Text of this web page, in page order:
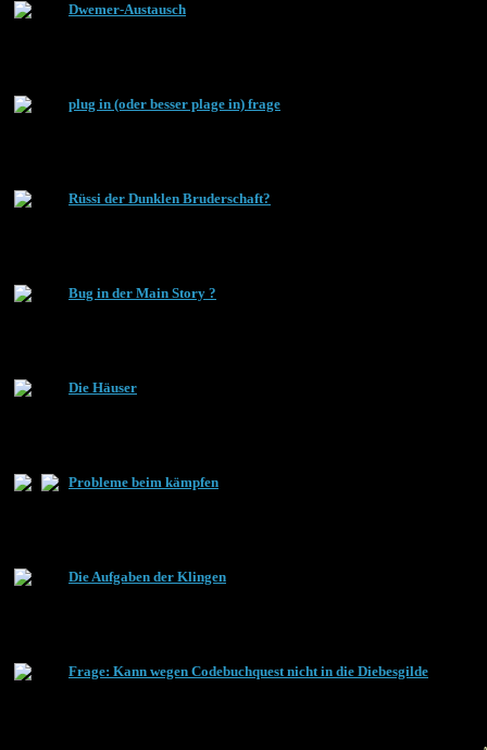
Dwemer-Austausch
plug in (oder besser plage in) frage
Rüssi der Dunklen Bruderschaft?
Bug in der Main Story ?
Die Häuser
Probleme beim kämpfen
Die Aufgaben der Klingen
Frage: Kann wegen Codebuchquest nicht in die Diebesgilde